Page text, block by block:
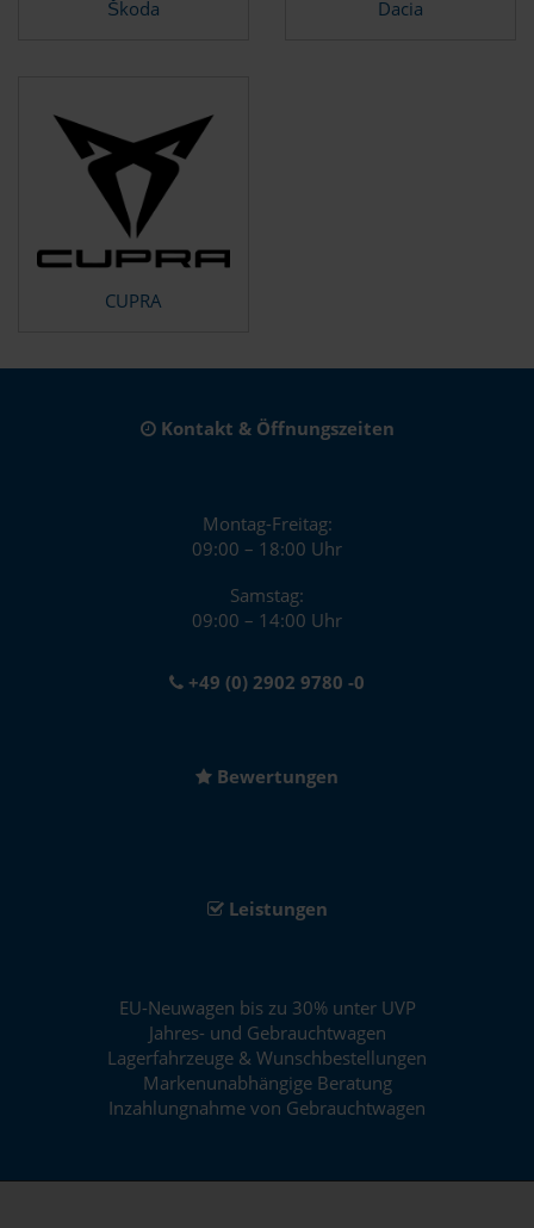
Škoda Dacia
CUPRA
Kontakt & Öffnungszeiten
Montag-Freitag:
09:00 – 18:00 Uhr
Samstag:
09:00 – 14:00 Uhr
+49 (0) 2902 9780 -0
Bewertungen
Leistungen
EU-Neuwagen bis zu 30% unter UVP
Jahres- und Gebrauchtwagen
Lagerfahrzeuge & Wunschbestellungen
Markenunabhängige Beratung
Inzahlungnahme von Gebrauchtwagen